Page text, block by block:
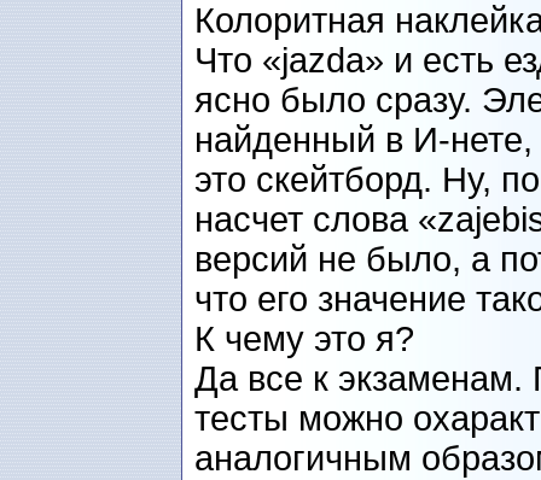
Колоритная
Что «jazda» и есть
ясно было сразу.
найденный в И-
это скейтборд. Ну,
насчет слова
версий не было, а
что его значение
К чему это я?
Да все к экзаменам.
тесты можно
аналогичным